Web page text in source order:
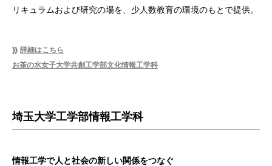
リキュラムおよび研究の場を、少人数教育の環境のもとで提供。
詳細はこちら
お茶の水女子大学共創工学部文化情報工学科
埼玉大学工学部情報工学科
情報工学で人と社会の新しい関係をつなぐ